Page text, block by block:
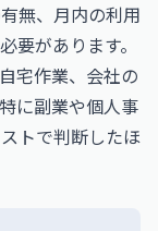
無、月内の利用
要があります。
宅作業、会社の
に副業や個人事
トで判断したほ